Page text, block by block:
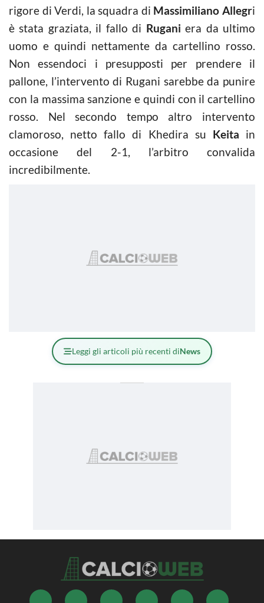
rigore di Verdi, la squadra di Massimiliano Allegri
è stata graziata, il fallo di Rugani era da ultimo
uomo e quindi nettamente da cartellino rosso.
Non essendoci i presupposti per prendere il
pallone, l’intervento di Rugani sarebbe da punire
con la massima sanzione e quindi con il cartellino
rosso. Nel secondo tempo altro intervento
clamoroso, netto fallo di Khedira su Keita in
occasione del 2-1, l’arbitro convalida
incredibilmente.
Leggi gli articoli più recenti diNews